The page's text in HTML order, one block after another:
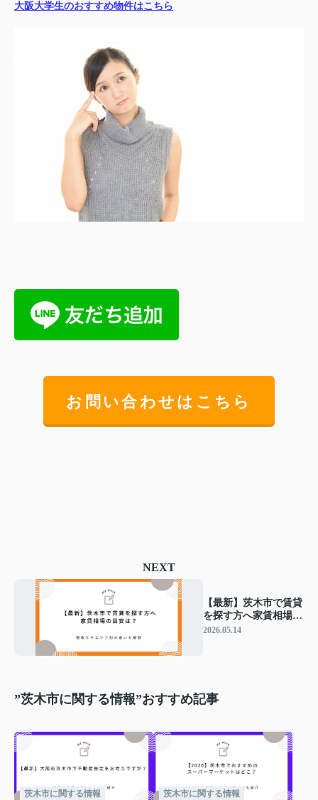
大阪大学生のおすすめ物件はこちら
お問い合わせはこちら
NEXT
【最新】茨木市で賃貸
を探す方へ家賃相場の
目安は？間取りやエリ
2026.05.14
”茨木市に関する情報”おすすめ記事
茨木市に関する情報 茨木市に関する情報